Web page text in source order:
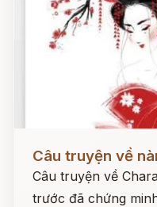
Câu truyện về
Câu truyện về
trước đã chứng